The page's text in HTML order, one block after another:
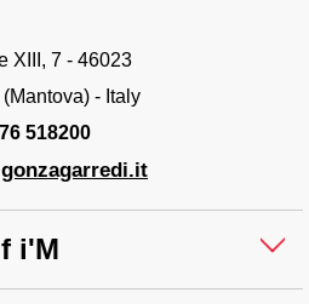
XIII, 7 - 46023
- Italy
518200
i'M